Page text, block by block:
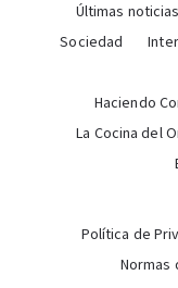
Últimas noticias
Sociedad
Haciendo
La Cocina del
Política de
Normas